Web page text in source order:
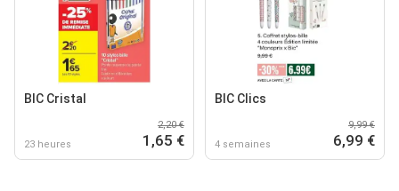
BIC Cristal
23 heures
2,20 €
1,65 €
BIC Clics
4 semaines
9,99 €
6,99 €